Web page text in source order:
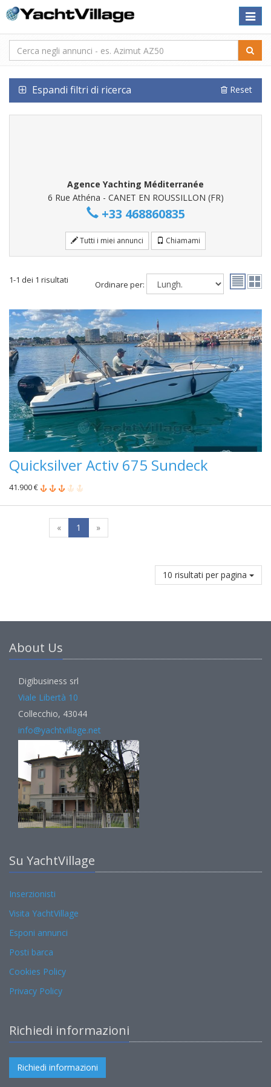
Toggle
Espandi filtri di ricerca Reset
Agence Yachting Méditerranée
6 Rue Athéna - CANET EN ROUSSILLON (FR)
+33 468860835
Tutti i miei annunci Chiamami
1-1 dei 1 risultati Ordinare per:
Quicksilver Activ 675 Sundeck
41.900 €
« 1 »
10 risultati per pagina
About Us
Digibusiness srl
Viale Libertà 10
Collecchio, 43044
info@yachtvillage.net
Su YachtVillage
Inserzionisti
Visita YachtVillage
Esponi annunci
Posti barca
Cookies Policy
Privacy Policy
Richiedi informazioni
Richiedi informazioni